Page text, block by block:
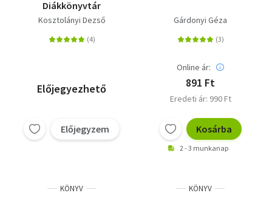
Diákkönyvtár
Kosztolányi Dezső
Előjegyezhető
Előjegyzem
Gárdonyi Géza
Online ár:
891 Ft
Eredeti ár: 990 Ft
Kosárba
2 - 3 munkanap
KÖNYV KÖNYV